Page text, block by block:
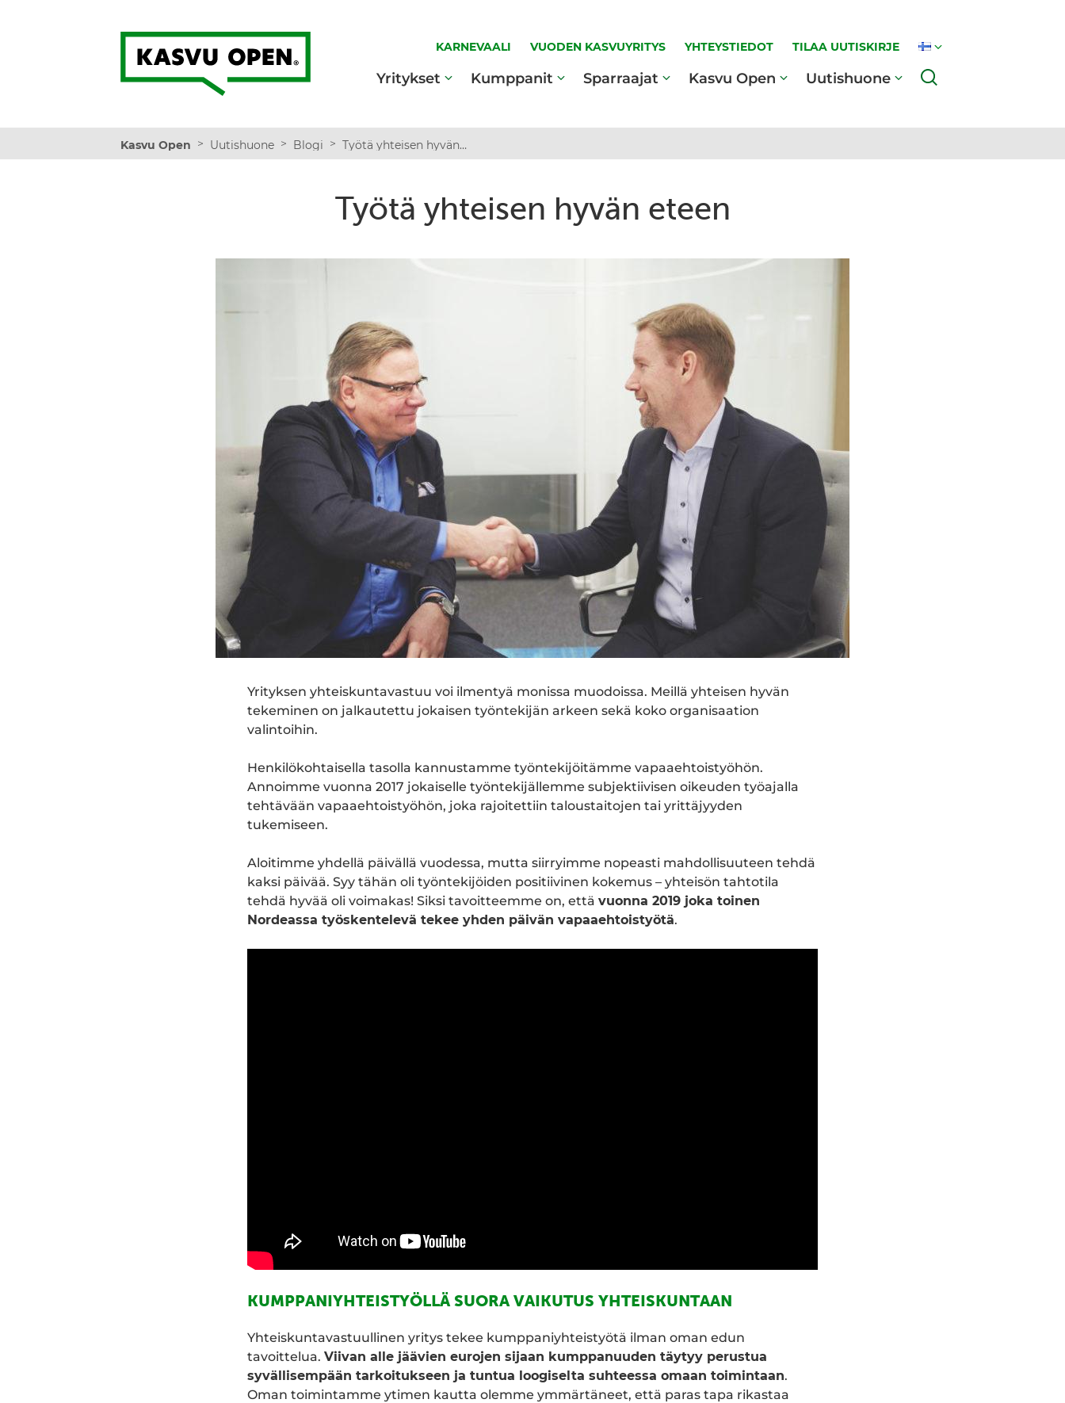
Kasvu Open
KARNEVAALI VUODEN KASVUYRITYS YHTEYSTIEDOT TILAA UUTISKIRJE
Yritykset Kumppanit Sparraajat Kasvu Open Uutishuone
Kasvu Open > Uutishuone > Blogi > Työtä yhteisen hyvän eteen
Työtä yhteisen hyvän eteen
Yrityksen yhteiskuntavastuu voi ilmentyä monissa muodoissa. Meillä yhteisen hyvän
tekeminen on jalkautettu jokaisen työntekijän arkeen sekä koko organisaation
valintoihin.
Henkilökohtaisella tasolla kannustamme työntekijöitämme vapaaehtoistyöhön.
Annoimme vuonna 2017 jokaiselle työntekijällemme subjektiivisen oikeuden työajalla
tehtävään vapaaehtoistyöhön, joka rajoitettiin taloustaitojen tai yrittäjyyden
tukemiseen.
Aloitimme yhdellä päivällä vuodessa, mutta siirryimme nopeasti mahdollisuuteen tehdä
kaksi päivää. Syy tähän oli työntekijöiden positiivinen kokemus – yhteisön tahtotila
tehdä hyvää oli voimakas! Siksi tavoitteemme on, että vuonna 2019 joka toinen
Nordeassa työskentelevä tekee yhden päivän vapaaehtoistyötä.
KUMPPANIYHTEISTYÖLLÄ SUORA VAIKUTUS YHTEISKUNTAAN
Yhteiskuntavastuullinen yritys tekee kumppaniyhteistyötä ilman oman edun
tavoittelua. Viivan alle jäävien eurojen sijaan kumppanuuden täytyy perustua
syvällisempään tarkoitukseen ja tuntua loogiselta suhteessa omaan toimintaan.
Oman toimintamme ytimen kautta olemme ymmärtäneet, että paras tapa rikastaa